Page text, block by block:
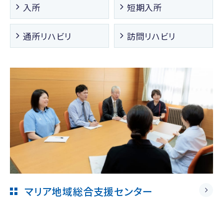
入所 短期入所
通所リハビリ 訪問リハビリ
マリア地域総合支援センター